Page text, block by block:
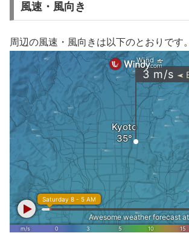
風速・風向き
周辺の風速・風向きは以下のとおりです。